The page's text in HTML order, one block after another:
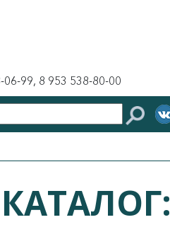
99, 8 953 538-80-00
КАТАЛОГ: